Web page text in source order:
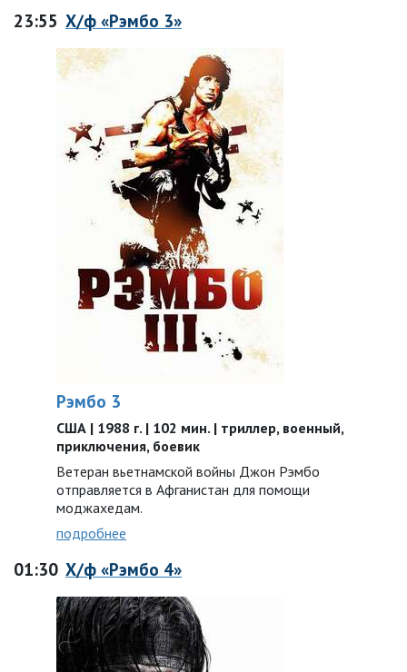
23:55 Х/ф «Рэмбо 3»
Рэмбо 3
США | 1988 г. | 102 мин. | триллер, военный,
приключения, боевик
Ветеран вьетнамской войны Джон Рэмбо
отправляется в Афганистан для помощи
моджахедам.
подробнее
01:30 Х/ф «Рэмбо 4»